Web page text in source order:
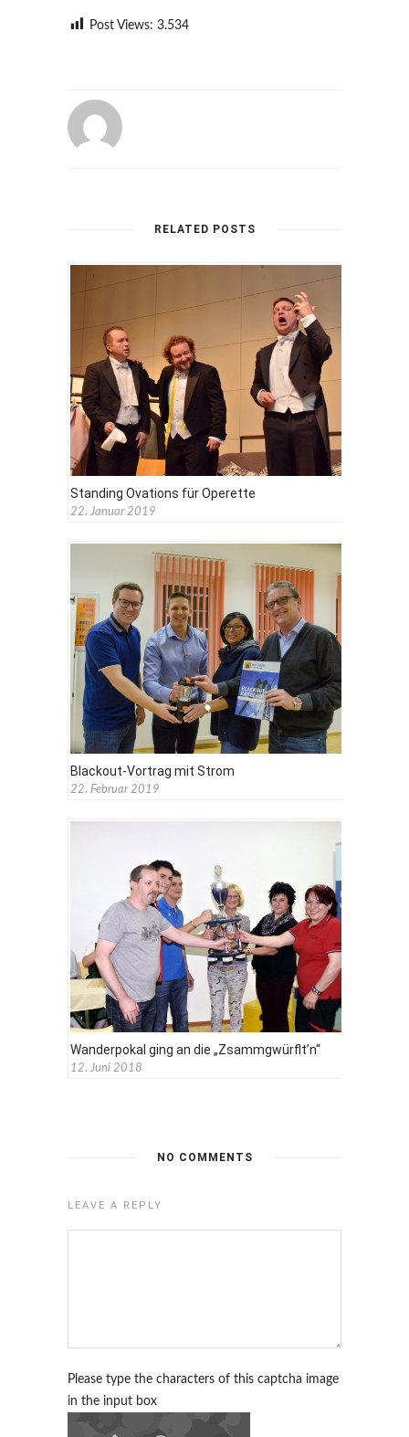
Post Views: 3.534
RELATED POSTS
Standing Ovations für Operette
22. Januar 2019
Blackout-Vortrag mit Strom
22. Februar 2019
Wanderpokal ging an die „Zsammgwürflt’n“
12. Juni 2018
NO COMMENTS
LEAVE A REPLY
Please type the characters of this captcha image
in the input box